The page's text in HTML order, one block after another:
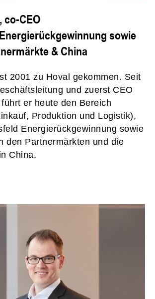
co-CEO
sowie
& China
2001 zu Hoval gekommen. Seit
und zuerst CEO
er heute den Bereich
Produktion und Logistik),
Energierückgewinnung sowie
den Partnermärkten und die
China.